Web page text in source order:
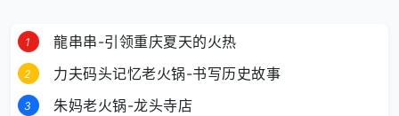
龍串串-引领重庆夏天的火热
力夫码头记忆老火锅-书写历史故事
朱妈老火锅-龙头寺店